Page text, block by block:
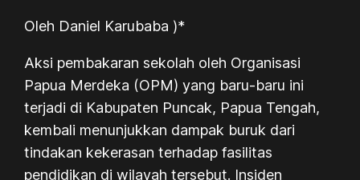
Oleh Daniel Karubaba )*
Aksi pembakaran sekolah oleh Organisasi
Papua Merdeka (OPM) yang baru-baru ini
terjadi di Kabupaten Puncak, Papua Tengah,
kembali menunjukkan dampak buruk dari
tindakan kekerasan terhadap fasilitas
pendidikan di wilayah tersebut. Insiden